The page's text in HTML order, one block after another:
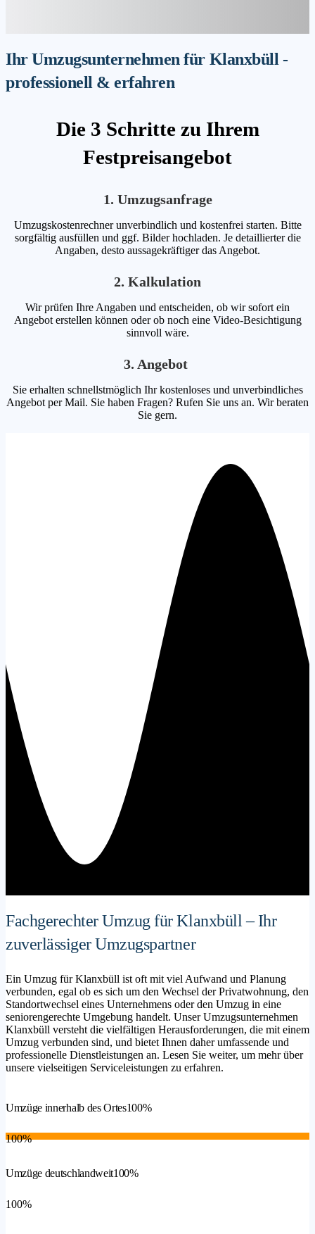
Ihr Umzugsunternehmen für Klanxbüll -
professionell & erfahren
Die 3 Schritte zu Ihrem
Festpreisangebot
1. Umzugsanfrage
Umzugskostenrechner unverbindlich und kostenfrei starten. Bitte
sorgfältig ausfüllen und ggf. Bilder hochladen. Je detaillierter die
Angaben, desto aussagekräftiger das Angebot.
2. Kalkulation
Wir prüfen Ihre Angaben und entscheiden, ob wir sofort ein
Angebot erstellen können oder ob noch eine Video-Besichtigung
sinnvoll wäre.
3. Angebot
Sie erhalten schnellstmöglich Ihr kostenloses und unverbindliches
Angebot per Mail. Sie haben Fragen? Rufen Sie uns an. Wir beraten
Sie gern.
Fachgerechter Umzug für Klanxbüll – Ihr
zuverlässiger Umzugspartner
Ein Umzug für Klanxbüll ist oft mit viel Aufwand und Planung
verbunden, egal ob es sich um den Wechsel der Privatwohnung, den
Standortwechsel eines Unternehmens oder den Umzug in eine
seniorengerechte Umgebung handelt. Unser Umzugsunternehmen
Klanxbüll versteht die vielfältigen Herausforderungen, die mit einem
Umzug verbunden sind, und bietet Ihnen daher umfassende und
professionelle Dienstleistungen an. Lesen Sie weiter, um mehr über
unsere vielseitigen Serviceleistungen zu erfahren.
Umzüge innerhalb des Ortes100%
100%
Umzüge deutschlandweit100%
100%